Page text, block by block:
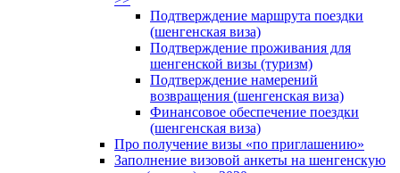
Подтверждение маршрута поездки
(шенгенская виза)
Подтверждение проживания для
шенгенской визы (туризм)
Подтверждение намерений
возвращения (шенгенская виза)
Финансовое обеспечение поездки
(шенгенская виза)
Про получение визы «по приглашению»
Заполнение визовой анкеты на шенгенскую